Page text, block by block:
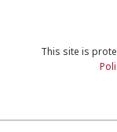
This site is